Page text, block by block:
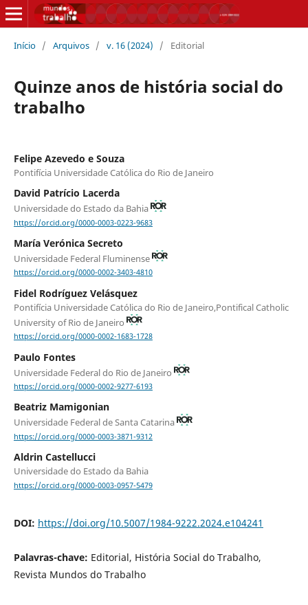
Início / Arquivos / v. 16 (2024) / Editorial
Quinze anos de história social do
trabalho
Felipe Azevedo e Souza
Pontifícia Universidade Católica do Rio de Janeiro
David Patrício Lacerda
Universidade do Estado da Bahia
https://orcid.org/0000-0003-0223-9683
María Verónica Secreto
Universidade Federal Fluminense
https://orcid.org/0000-0002-3403-4810
Fidel Rodríguez Velásquez
Pontifícia Universidade Católica do Rio de Janeiro,Pontifical Catholic
University of Rio de Janeiro
https://orcid.org/0000-0002-1683-1728
Paulo Fontes
Universidade Federal do Rio de Janeiro
https://orcid.org/0000-0002-9277-6193
Beatriz Mamigonian
Universidade Federal de Santa Catarina
https://orcid.org/0000-0003-3871-9312
Aldrin Castellucci
Universidade do Estado da Bahia
https://orcid.org/0000-0003-0957-5479
DOI: https://doi.org/10.5007/1984-9222.2024.e104241
Palavras-chave: Editorial, História Social do Trabalho,
Revista Mundos do Trabalho